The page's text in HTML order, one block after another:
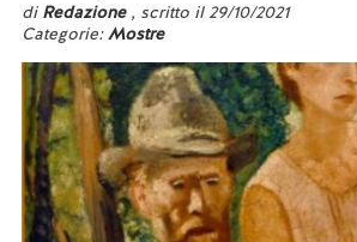
di Redazione , scritto il 29/10/2021
Categorie:Mostre